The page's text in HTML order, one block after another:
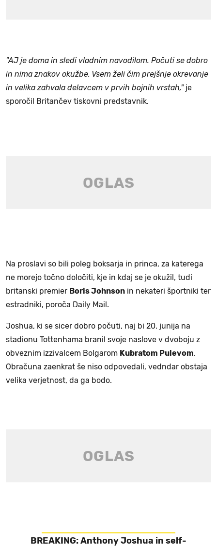
"AJ je doma in sledi vladnim navodilom. Počuti se dobro
in nima znakov okužbe. Vsem želi čim prejšnje okrevanje
in velika zahvala delavcem v prvih bojnih vrstah,"je
sporočil Britančev tiskovni predstavnik.
Na proslavi so bili poleg boksarja in princa, za katerega
ne morejo točno določiti, kje in kdaj se je okužil, tudi
britanski premier Boris Johnson in nekateri športniki ter
estradniki, poroča Daily Mail.
Joshua, ki se sicer dobro počuti, naj bi 20. junija na
stadionu Tottenhama branil svoje naslove v dvoboju z
obveznim izzivalcem Bolgarom Kubratom Pulevom.
Obračuna zaenkrat še niso odpovedali, vedndar obstaja
velika verjetnost, da ga bodo.
BREAKING: Anthony Joshua in self-